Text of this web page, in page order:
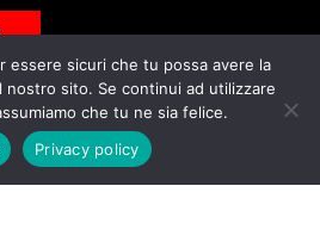
essere sicuri che tu possa avere la
nostro sito. Se continui ad utilizzare
che tu ne sia felice.
Privacy policy